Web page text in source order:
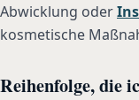
Abwicklung oder
kosmetische
Reihenfolge, die